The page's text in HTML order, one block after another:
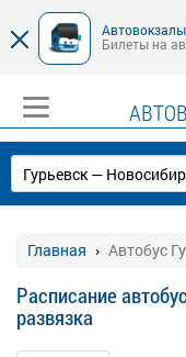
Билеты на
Главная Автобус
Расписание
развязка